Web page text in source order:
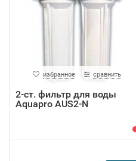
избранное сравнить
2-ст. фильтр для воды
Aquapro AUS2-N